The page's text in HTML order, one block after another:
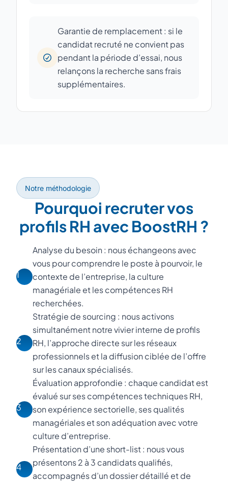
Garantie de remplacement : si le
candidat recruté ne convient pas
pendant la période d’essai, nous
relançons la recherche sans frais
supplémentaires.
Notre méthodologie
Pourquoi recruter vos
profils RH avec BoostRH ?
1
Analyse du besoin : nous échangeons avec
vous pour comprendre le poste à pourvoir, le
contexte de l’entreprise, la culture
managériale et les compétences RH
recherchées.
2
Stratégie de sourcing : nous activons
simultanément notre vivier interne de profils
RH, l’approche directe sur les réseaux
professionnels et la diffusion ciblée de l’offre
sur les canaux spécialisés.
3
Évaluation approfondie : chaque candidat est
évalué sur ses compétences techniques RH,
son expérience sectorielle, ses qualités
managériales et son adéquation avec votre
culture d’entreprise.
4
Présentation d’une short-list : nous vous
présentons 2 à 3 candidats qualifiés,
accompagnés d’un dossier détaillé et de